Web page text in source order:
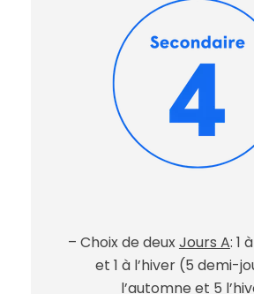
– Choix de deuxJours A: 1
et 1 à l’hiver (5 demi-
l’automne et 5